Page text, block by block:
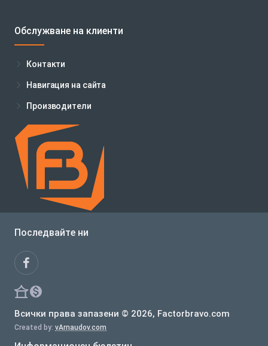
Обслужване на клиенти
Контакти
Навигация на сайта
Производители
Последвайте ни
Всички права запазени © 2026, Factorbravo.com
Created by: vArnaudov.com